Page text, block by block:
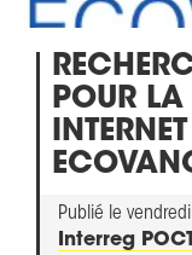
POUR LA
Publié le
Interreg